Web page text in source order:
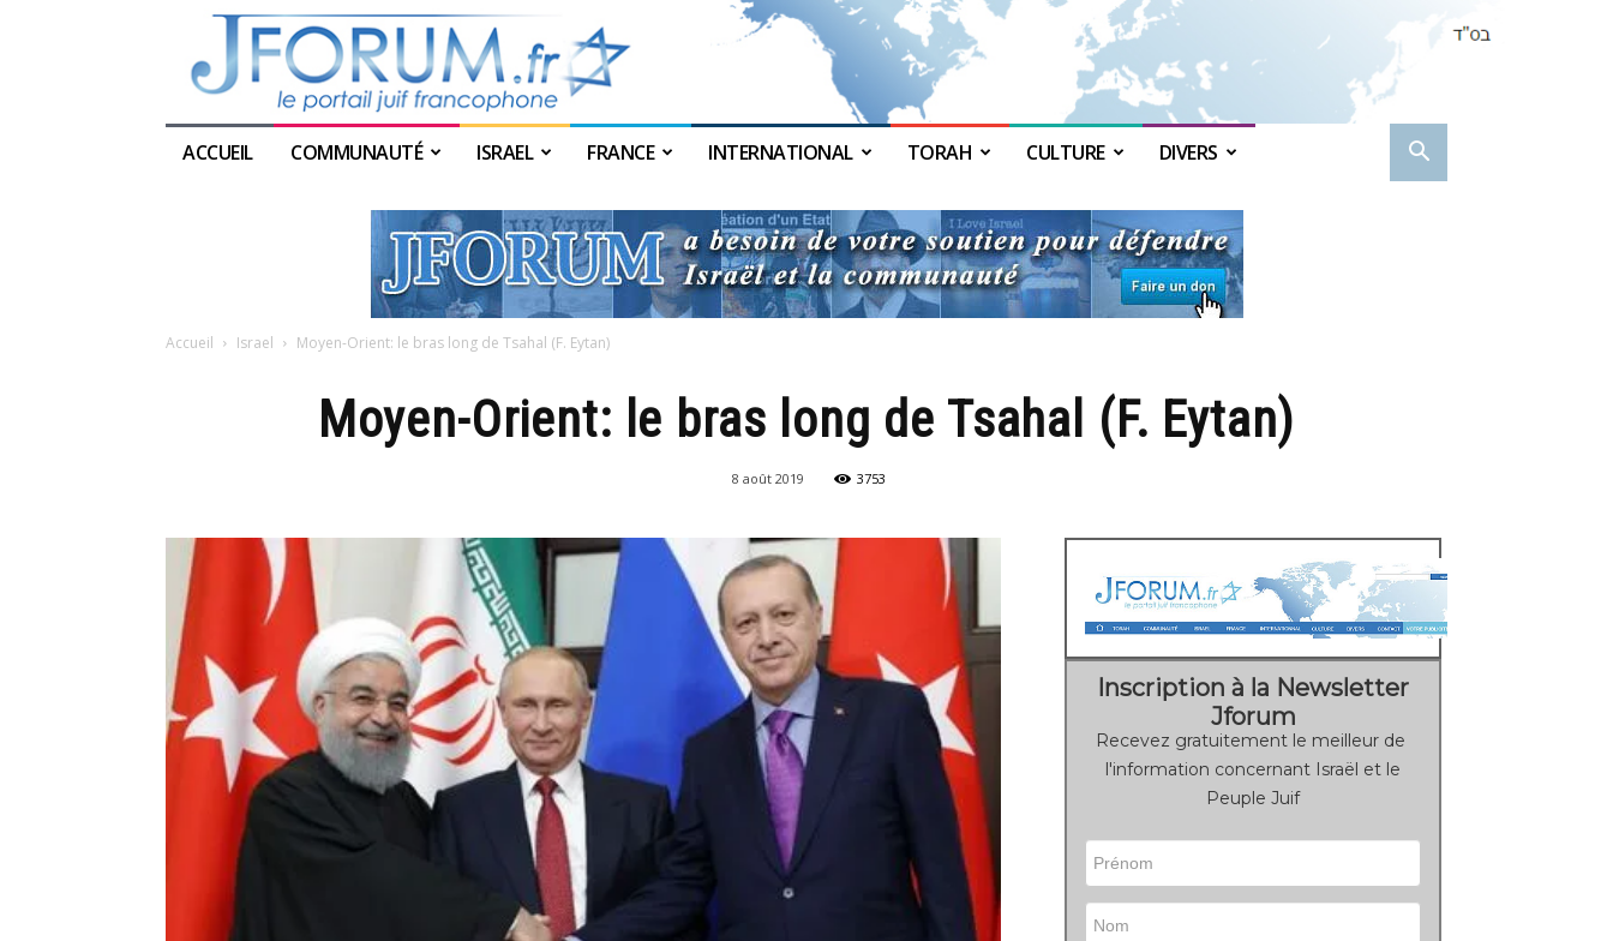
ACCUEIL COMMUNAUTÉ ISRAEL FRANCE INTERNATIONAL TORAH CULTURE DIVERS
Accueil Israel Moyen-Orient: le bras long de Tsahal (F. Eytan)
Moyen-Orient: le bras long de Tsahal (F. Eytan)
8 août 2019 3753
Inscription à la Newsletter
Jforum
Recevez gratuitement le meilleur de
l'information concernant Israël et le
Peuple Juif